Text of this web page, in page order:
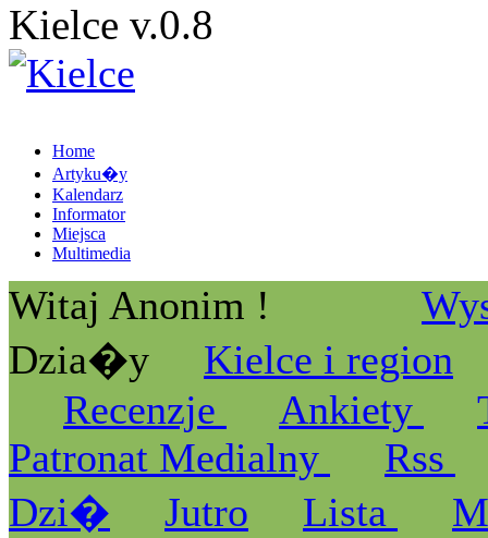
Kielce v.0.8
Home
Artyku�y
Kalendarz
Informator
Miejsca
Multimedia
Witaj Anonim !
Dzia�y
Kielce i region
Recenzje
Ankiety
Patronat Medialny
Rss
Dzi�
Jutro Lista